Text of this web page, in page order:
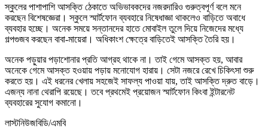
স্কুলের পাশাপাশি আসক্তি ঠেকাতে অভিভাবকদের নজরদারিও গুরুত্বপূর্ণ বলে মনে
করছেন বিশেষজ্ঞেরা। স্কুলে স্মার্টফোন ব্যবহারে নিষেধাজ্ঞা থাকলেও বাড়িতে অবাধে
ব্যবহার হচ্ছে। অনেক সময়ে সন্তানদের হাতে মোবাইল তুলে দিয়ে নিজেদের মধ্যে
গল্পগুজব করছেন বাবা-মায়েরা। অধিকাংশ ক্ষেত্রে বাড়িতেই আসক্তি তৈরি হয়।
অনেক পড়ুয়ার পড়াশোনার প্রতি আগ্রহ থাকে না। তাই গেমে আসক্ত হয়, আবার
অনেকে গেমে আসক্ত হওয়ায় পড়ায় মনোযোগ হারায়। সেটা নজরে রেখে চিকিৎসা শুরু
করতে হয়। এই ধরনের খেলায় সহজেই সাফল্য পাওয়া যায়, তাই আসক্তি দ্রুত বাড়ে।
এজন্য নানা থেরাপি রয়েছে। তবে প্রথমেই প্রয়োজন স্মার্টফোন কিংবা ইন্টারনেট
ব্যবহারের সুযোগ কমানো।
লাস্টনিউজবিডি/এমবি